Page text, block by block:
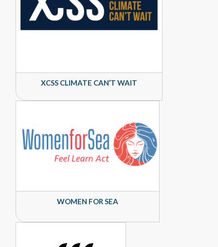
XCSS CLIMATE CAN’T WAIT
WOMEN FOR SEA